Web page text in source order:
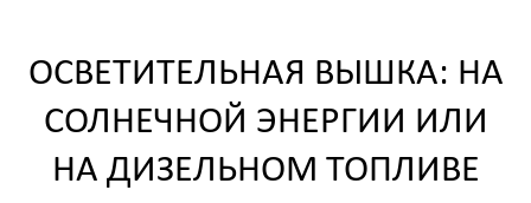
ОСВЕТИТЕЛЬНАЯ ВЫШКА: НА
СОЛНЕЧНОЙ ЭНЕРГИИ ИЛИ
НА ДИЗЕЛЬНОМ ТОПЛИВЕ